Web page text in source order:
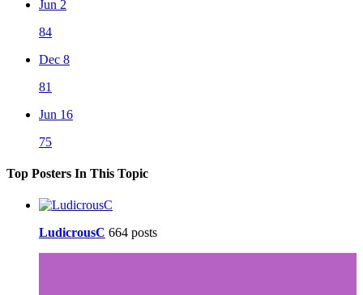
Jun 2
84
Dec 8
81
Jun 16
75
Top Posters In This Topic
LudicrousC 664 posts